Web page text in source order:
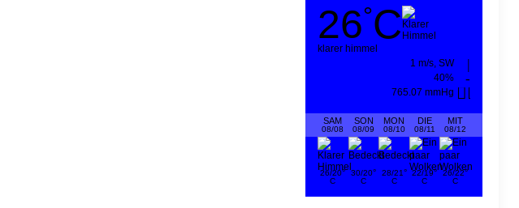
26°C
klarer himmel
1 m/s, SW
40%
765.07 mmHg
SAM
08/08
SON
08/09
MON
08/10
DIE
08/11
MIT
08/12
26/20°
C
30/20°
C
28/21°
C
22/19°
C
26/22°
C